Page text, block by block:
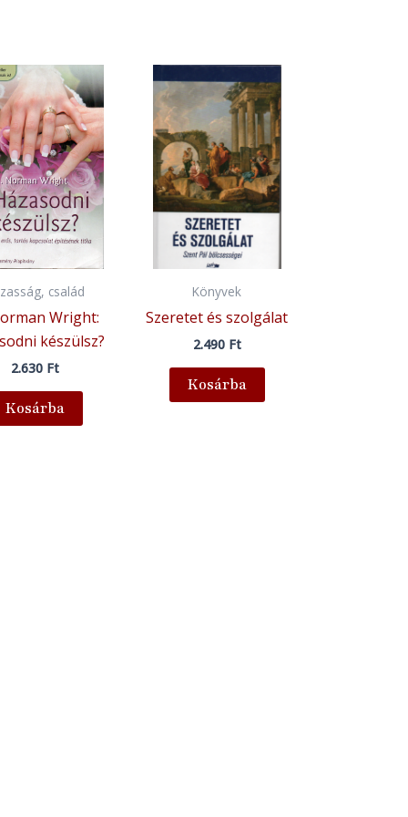
család
Wright:
készülsz?
2.630 Ft
Kosárba
Könyvek
Szeretet és szolgálat
2.490 Ft
Kosárba